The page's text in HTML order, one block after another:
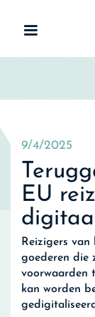
9/4/2025
EU
Reizigers
goederen die
voorwaarden
kan worden